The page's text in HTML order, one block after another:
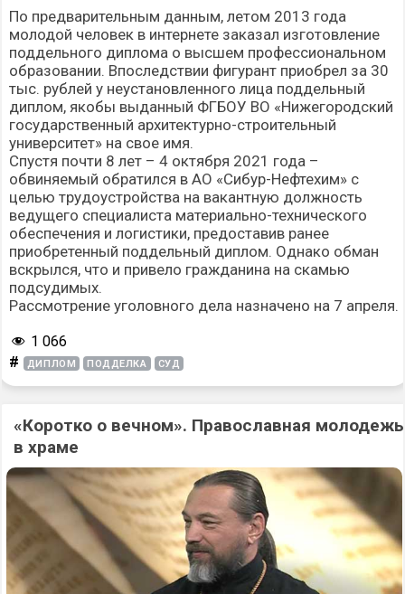
По предварительным данным, летом 2013 года
молодой человек в интернете заказал изготовление
поддельного диплома о высшем профессиональном
образовании. Впоследствии фигурант приобрел за 30
тыс. рублей у неустановленного лица поддельный
диплом, якобы выданный ФГБОУ ВО «Нижегородский
государственный архитектурно-строительный
университет» на свое имя.
Спустя почти 8 лет – 4 октября 2021 года –
обвиняемый обратился в АО «Сибур-Нефтехим» с
целью трудоустройства на вакантную должность
ведущего специалиста материально-технического
обеспечения и логистики, предоставив ранее
приобретенный поддельный диплом. Однако обман
вскрылся, что и привело гражданина на скамью
подсудимых.
Рассмотрение уголовного дела назначено на 7 апреля.
1 066
# ДИПЛОМ ПОДДЕЛКА СУД
«Коротко о вечном». Православная молодежь
в храме